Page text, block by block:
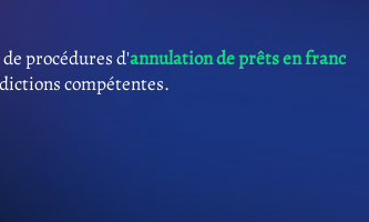
procédures d'annulation de prêts en franc
compétentes.